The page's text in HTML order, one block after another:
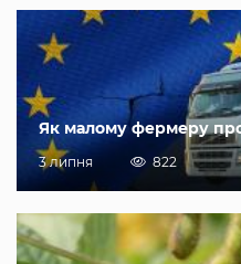
Як малому фермеру
3 липня 822